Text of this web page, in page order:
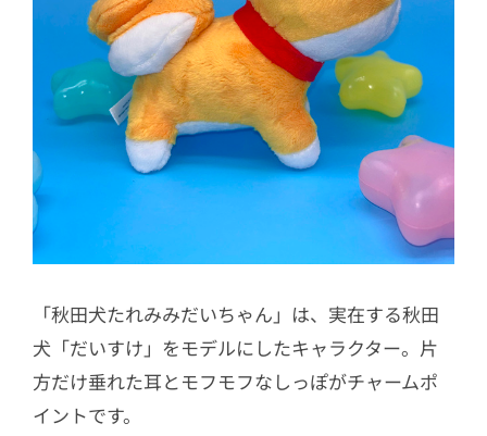
「秋田犬たれみみだいちゃん」は、実在する秋田
犬「だいすけ」をモデルにしたキャラクター。片
方だけ垂れた耳とモフモフなしっぽがチャームポ
イントです。